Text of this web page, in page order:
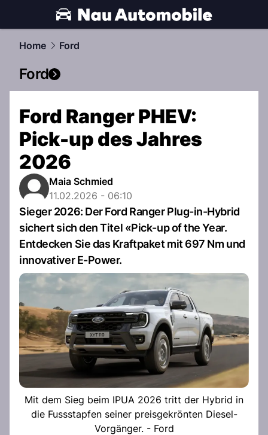
automobile.NAU.ch
Home Ford
Ford
Ford Ranger PHEV:
Pick-up des Jahres
2026
Maia Schmied
11.02.2026 - 06:10
Sieger 2026: Der Ford Ranger Plug-in-Hybrid
sichert sich den Titel «Pick-up of the Year.
Entdecken Sie das Kraftpaket mit 697 Nm und
innovativer E-Power.
Mit dem Sieg beim IPUA 2026 tritt der Hybrid in
die Fussstapfen seiner preisgekrönten Diesel-
Vorgänger. - Ford